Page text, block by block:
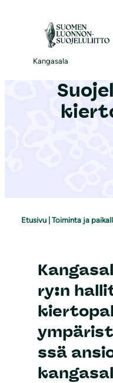
Kangasala
Etusivu Toiminta ja
ry:n
ssä